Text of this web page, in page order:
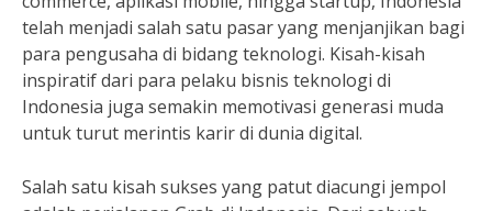
telah menjadi salah satu pasar yang menjanjikan bagi
para pengusaha di bidang teknologi. Kisah-kisah
inspiratif dari para pelaku bisnis teknologi di
Indonesia juga semakin memotivasi generasi muda
untuk turut merintis karir di dunia digital.
Salah satu kisah sukses yang patut diacungi jempol